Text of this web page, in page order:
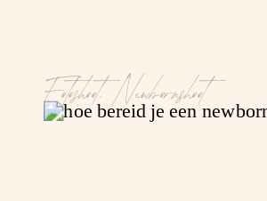
Fotoshoot,Newbornshoot